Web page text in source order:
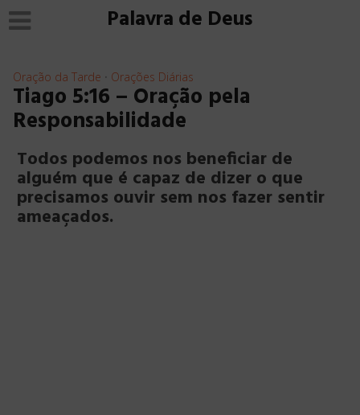
Palavra de Deus
Oração da Tarde • Orações Diárias
Tiago 5:16 – Oração pela
Responsabilidade
Todos podemos nos beneficiar de
alguém que é capaz de dizer o que
precisamos ouvir sem nos fazer sentir
ameaçados.